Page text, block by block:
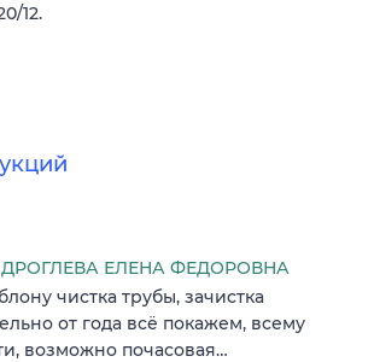
12.
ЕЛЕНА ФЕДОРОВНА
чистка трубы, зачистка
от года всё покажем, всему
возможно почасовая…